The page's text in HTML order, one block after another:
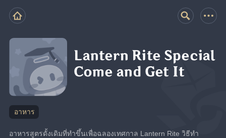
Lantern Rite Special
Come and Get It
อาหาร
อาหารสูตรดั้งเดิมที่ทำขึ้นเพื่อฉลองเทศกาล Lantern Rite วิธีทำ